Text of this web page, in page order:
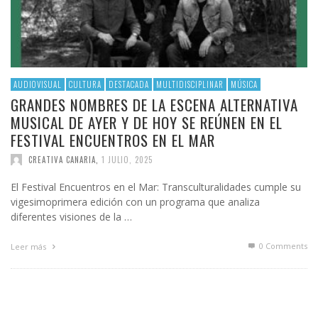
AUDIOVISUAL CULTURA DESTACADA MULTIDISCIPLINAR MÚSICA
GRANDES NOMBRES DE LA ESCENA ALTERNATIVA
MUSICAL DE AYER Y DE HOY SE REÚNEN EN EL
FESTIVAL ENCUENTROS EN EL MAR
CREATIVA CANARIA 1 JULIO, 2025
El Festival Encuentros en el Mar: Transculturalidades cumple su
vigesimoprimera edición con un programa que analiza
diferentes visiones de la …
Leer más 0 Comments